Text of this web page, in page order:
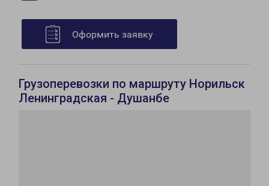
Оформить заявку
Грузоперевозки по маршруту Норильск
Ленинградская - Душанбе